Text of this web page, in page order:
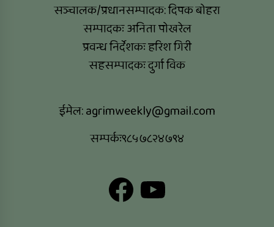
सञ्चालक/प्रधानसम्पादक: दिपक बोहरा
सम्पादकः अनिता पोखरेल
प्रवन्ध निर्देशकः हरिश गिरी
सहसम्पादकः दुर्गा विक
ईमेल:agrimweekly@gmail.com
सम्पर्कः९८५७८२४७९४
Facebook
YouTube